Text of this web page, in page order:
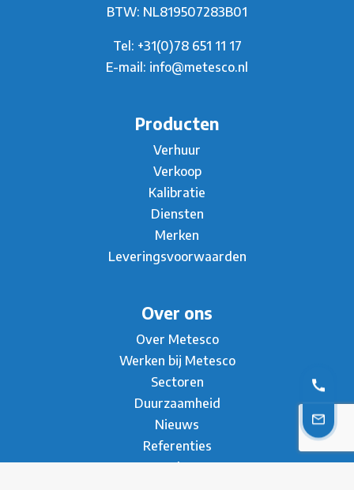
BTW: NL819507283B01
Tel: +31(0)78 651 11 17
E-mail: info@metesco.nl
Producten
Verhuur
Verkoop
Kalibratie
Diensten
Merken
Leveringsvoorwaarden
Over ons
Over Metesco
Werken bij Metesco
Sectoren
Duurzaamheid
Nieuws
Referenties
Brochure